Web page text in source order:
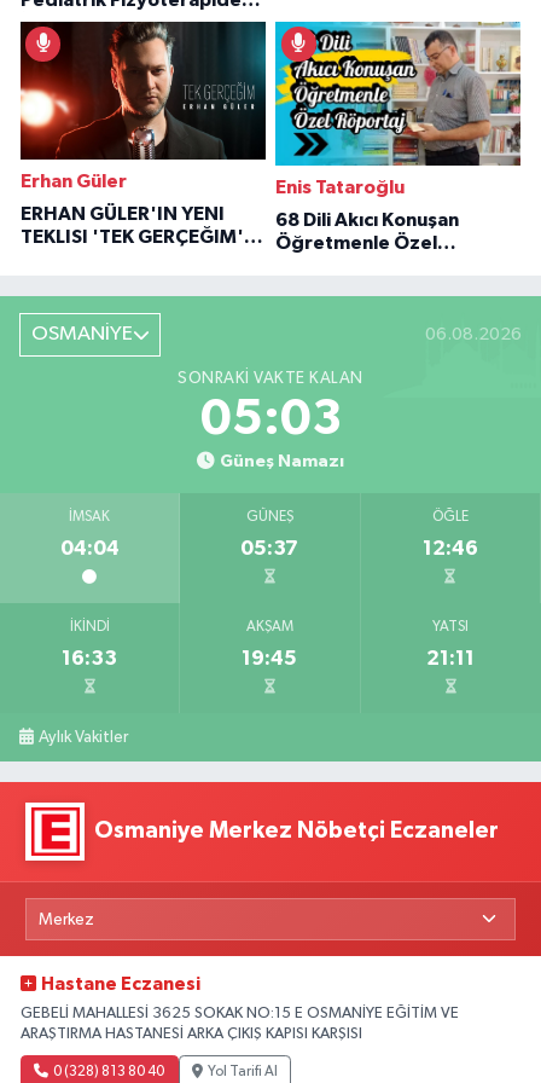
İlham Veren Hikâyeler
Erhan Güler
ERHAN GÜLER'IN YENI
TEKLISI 'TEK GERÇEĞIM'LE
Enis Tataroğlu
68 Dili Akıcı Konuşan
Öğretmenle Özel
OSMANİYE 06.08.2026
SONRAKI VAKTE KALAN
05:01
Güneş Namazı
İMSAK
04:04
GÜNEŞ
05:37
ÖĞLE
12:46
İKINDI
16:33
AKŞAM
19:45
YATSI
21:11
Aylık Vakitler
Osmaniye Merkez Nöbetçi Eczaneler
Hastane Eczanesi
GEBELİ MAHALLESİ 3625 SOKAK NO:15 E OSMANİYE EĞİTİM VE
ARAŞTIRMA HASTANESİ ARKA ÇIKIŞ KAPISI KARŞISI
0 (328) 813 80 40 Yol Tarifi Al